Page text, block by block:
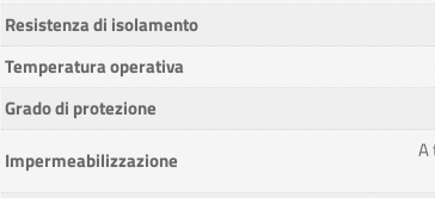
Resistenza di isolamento
Temperatura operativa
Grado di protezione
Impermeabilizzazione
A